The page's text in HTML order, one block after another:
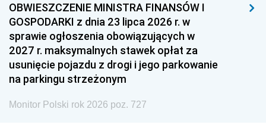
OBWIESZCZENIE MINISTRA FINANSÓW I
GOSPODARKI z dnia 23 lipca 2026 r. w
sprawie ogłoszenia obowiązujących w
2027 r. maksymalnych stawek opłat za
usunięcie pojazdu z drogi i jego parkowanie
na parkingu strzeżonym
Monitor Polski rok 2026 poz. 727